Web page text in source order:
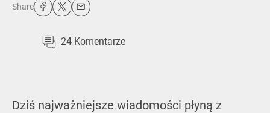
Share
24 Komentarze
Dziś najważniejsze wiadomości płyną z